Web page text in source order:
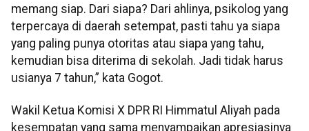
memang siap. Dari siapa? Dari ahlinya, psikolog yang
terpercaya di daerah setempat, pasti tahu ya siapa
yang paling punya otoritas atau siapa yang tahu,
kemudian bisa diterima di sekolah. Jadi tidak harus
usianya 7 tahun,” kata Gogot.
Wakil Ketua Komisi X DPR RI Himmatul Aliyah pada
kesempatan yang sama menyampaikan apresiasinya